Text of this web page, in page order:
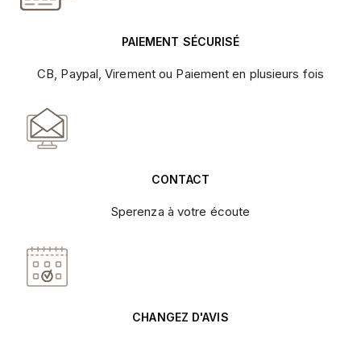
PAIEMENT SÉCURISÉ
CB, Paypal, Virement ou Paiement en plusieurs fois
CONTACT
Sperenza à votre écoute
CHANGEZ D'AVIS